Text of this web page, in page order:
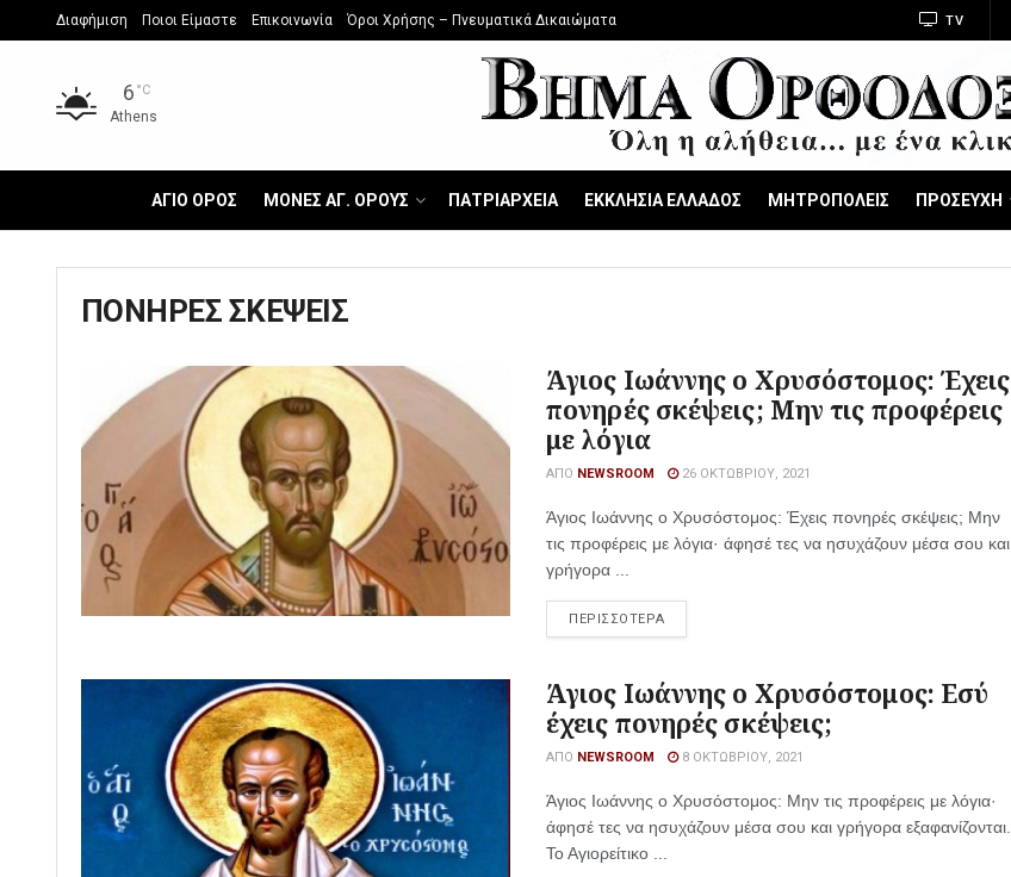
Διαφήμιση Ποιοι Είμαστε Επικοινωνία Όροι Χρήσης – Πνευματικά Δικαιώματα TV
6 °C
Athens
ΑΓΙΟ ΟΡΟΣ ΜΟΝΕΣ ΑΓ. ΟΡΟΥΣ ΠΑΤΡΙΑΡΧΕΙΑ ΕΚΚΛΗΣΙΑ ΕΛΛΑΔΟΣ ΜΗΤΡΟΠΟΛΕΙΣ ΠΡΟΣΕΥΧΗ
ΠΟΝΗΡΕΣ ΣΚΕΨΕΙΣ
Άγιος Ιωάννης ο Χρυσόστομος: Έχεις
πονηρές σκέψεις; Μην τις προφέρεις
με λόγια
ΑΠΌ NEWSROOM 26 ΟΚΤΩΒΡΊΟΥ, 2021
Άγιος Ιωάννης ο Χρυσόστομος: Έχεις πονηρές σκέψεις; Μην
τις προφέρεις με λόγια· άφησέ τες να ησυχάζουν μέσα σου και
γρήγορα ...
ΠΕΡΙΣΣΟΤΕΡΑ
Άγιος Ιωάννης ο Χρυσόστομος: Εσύ
έχεις πονηρές σκέψεις;
ΑΠΌ NEWSROOM 8 ΟΚΤΩΒΡΊΟΥ, 2021
Άγιος Ιωάννης ο Χρυσόστομος: Μην τις προφέρεις με λόγια·
άφησέ τες να ησυχάζουν μέσα σου και γρήγορα εξαφανίζονται.
Το Αγιορείτικο ...